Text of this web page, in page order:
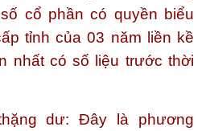
cổ phần có quyền biểu
tỉnh của 03 năm liền kề
nhất có số liệu trước thời
dư: Đây là phương